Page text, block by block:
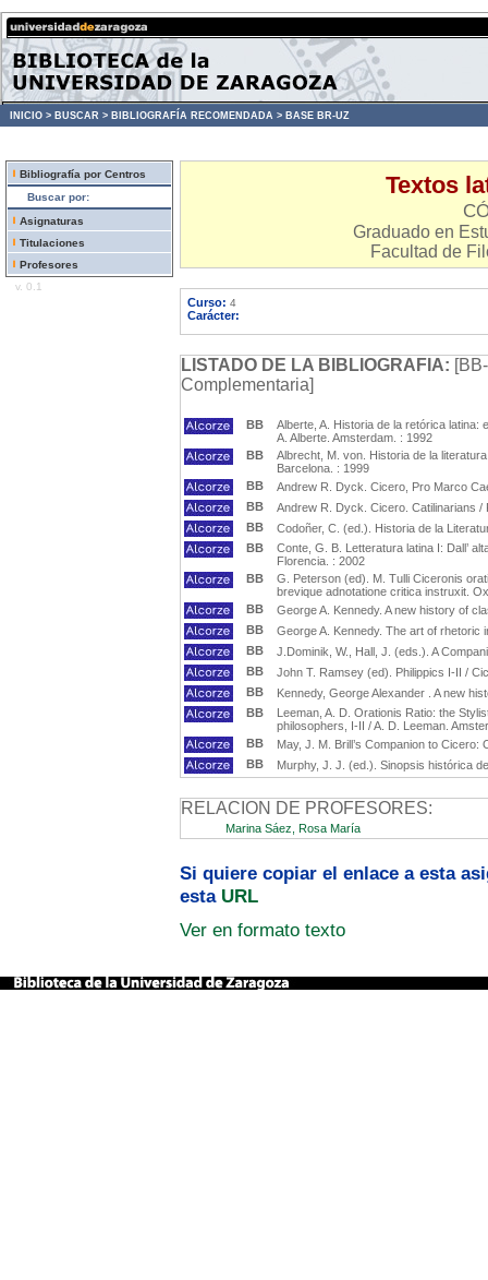
INICIO > BUSCAR > BIBLIOGRAFÍA RECOMENDADA > BASE BR-UZ
Bibliografía por Centros
Buscar por:
Asignaturas
Titulaciones
Profesores
v. 0.1
Textos
Graduado en
Facultad de
Curso: 4
Carácter:
LISTADO DE LA BIBLIOGRAFIA:
Complementaria]
BB
Alberte, A. Historia de la retórica
A. Alberte. Amsterdam. : 1992
BB
Albrecht, M. von. Historia de la
Barcelona. : 1999
BB
Andrew R. Dyck. Cicero, Pro Marco
BB
Andrew R. Dyck. Cicero. Catilinarians /
BB
Codoñer, C. (ed.). Historia de la
BB
Conte, G. B. Letteratura latina I: Dall’
Florencia. : 2002
BB
G. Peterson (ed). M. Tulli Ciceronis
brevique adnotatione critica instruxit.
BB
George A. Kennedy. A new history of
BB
George A. Kennedy. The art of rhetoric
BB
J.Dominik, W., Hall, J. (eds.). A
BB
John T. Ramsey (ed). Philippics I-II /
BB
Kennedy, George Alexander . A new
BB
Leeman, A. D. Orationis Ratio: the
philosophers, I-II / A. D. Leeman.
BB
May, J. M. Brill’s Companion to
BB
Murphy, J. J. (ed.). Sinopsis histórica
RELACION DE PROFESORES:
Marina Sáez, Rosa María
Si quiere copiar el enlace a esta
esta URL
Ver en formato texto